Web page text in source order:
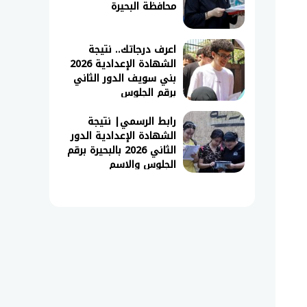
محافظة البحيرة
اعرف درجاتك.. نتيجة
الشهادة الإعدادية 2026
بني سويف الدور الثاني
برقم الجلوس
رابط الرسمي| نتيجة
الشهادة الإعدادية الدور
الثاني 2026 بالبحيرة برقم
الجلوس والاسم